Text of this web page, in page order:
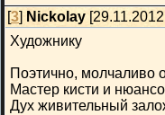
[3] Nickolay
Художнику
Поэтично, молчаливо
Мастер кисти и
Дух живительный